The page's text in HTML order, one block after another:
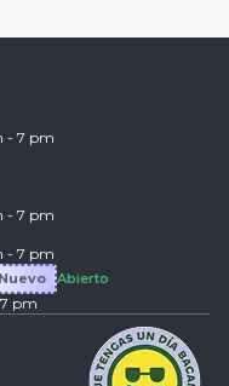
- 7 pm
- 7 pm
- 7 pm
Nuevo Abierto
pm